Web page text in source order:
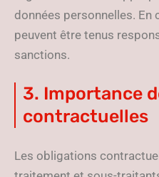
données personnelles. En
peuvent être tenus
sanctions.
3. Importance
contractuelles
Les obligations